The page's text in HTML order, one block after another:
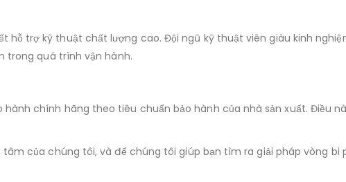
trợ kỹ thuật chất lượng cao. Đội ngũ kỹ thuật viên giàu kinh
trong quá trình vận hành.
chính hãng theo tiêu chuẩn bảo hành của nhà sản xuất. Điều
của chúng tôi, và để chúng tôi giúp bạn tìm ra giải pháp vòng bi